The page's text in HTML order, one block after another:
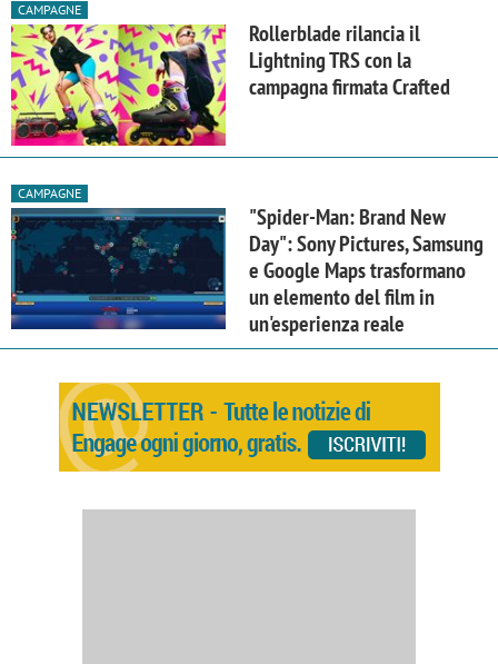
CAMPAGNE
Rollerblade rilancia il
Lightning TRS con la
campagna firmata Crafted
CAMPAGNE
"Spider-Man: Brand New
Day": Sony Pictures, Samsung
e Google Maps trasformano
un elemento del film in
un'esperienza reale